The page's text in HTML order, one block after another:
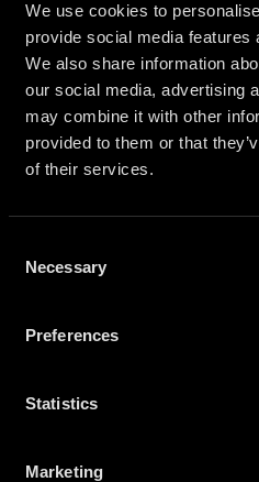
We use cookies to
provide social media features
We also share information
our social media, advertising
may combine it with other
provided to them or that
of their services.
Selection
Necessary
Preferences
Statistics
Marketing